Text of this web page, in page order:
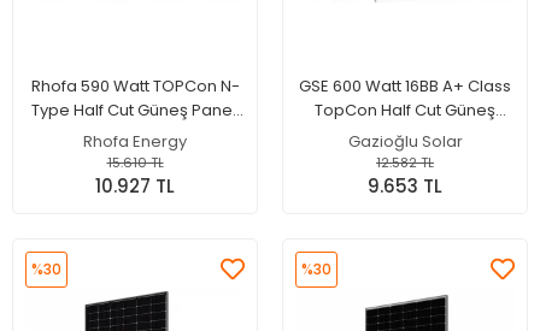
Rhofa 590 Watt TOPCon N-
Type Half Cut Güneş Paneli
- Monokristal Solar Panel
Rhofa Energy
15.610 TL
10.927 TL
GSE 600 Watt 16BB A+ Class
TopCon Half Cut Güneş
Paneli - Monokristal Solar
Panel
Gazioğlu Solar
12.582 TL
9.653 TL
%30 %30